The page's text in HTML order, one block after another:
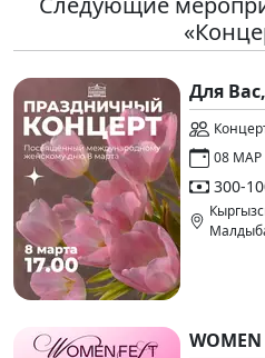
Для
08 МАР
300-
WOMEN